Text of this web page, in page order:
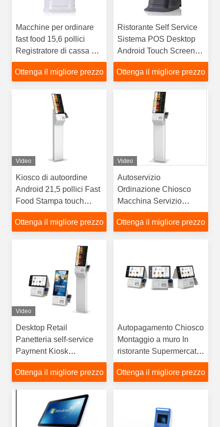
Macchine per ordinare
fast food 15,6 pollici
Registratore di cassa di
scrivania Catena di
ristoranti con stampante
Ottenga il migliore prezzo
Ristorante Self Service
Sistema POS Desktop
Android Touch Screen
Ordinazione automatica
Ottenga il migliore prezzo
Video
Kiosco di autoordine
Android 21,5 pollici Fast
Food Stampa touch
screen Kiosco di
autoordine
Ottenga il migliore prezzo
Video
Autoservizio
Ordinazione Chiosco
Macchina Servizio
Clienti Informazioni
Sanitarie Touch Screen
Ottenga il migliore prezzo
Video
Desktop Retail
Panetteria self-service
Payment Kiosk
Macchina Fast Food
Touch Screen Kiosk di
Ottenga il migliore prezzo
Autopagamento Chiosco
Montaggio a muro In
ristorante Supermercato
Autopagamento
Ottenga il migliore prezzo